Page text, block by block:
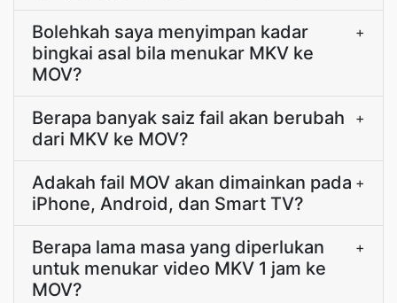
Bolehkah saya menyimpan kadar
bingkai asal bila menukar MKV ke
MOV?
+
Berapa banyak saiz fail akan berubah
dari MKV ke MOV?
+
Adakah fail MOV akan dimainkan pada
iPhone, Android, dan Smart TV?
+
Berapa lama masa yang diperlukan
untuk menukar video MKV 1 jam ke
MOV?
+